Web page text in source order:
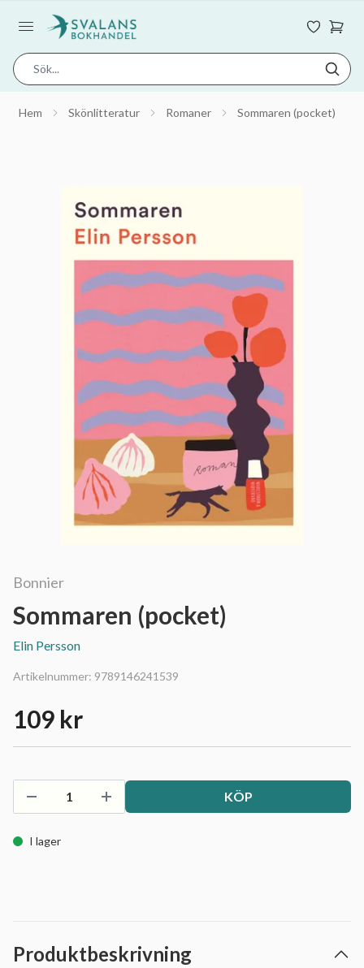
Hem Skönlitteratur Romaner Sommaren (pocket)
Bonnier
Sommaren (pocket)
Elin Persson
Artikelnummer: 9789146241539
109 kr
KÖP
I lager
Produktbeskrivning